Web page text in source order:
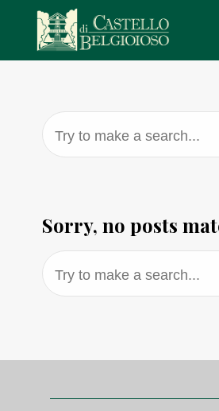
Try to make a search...
Sorry, no posts
Try to make a search...